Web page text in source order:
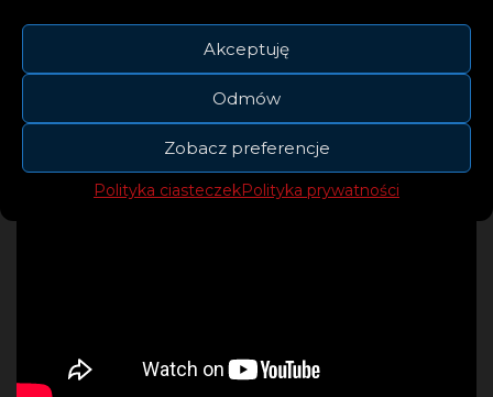
Akceptuję
Odmów
Zobacz preferencje
Polityka ciasteczekPolityka prywatności